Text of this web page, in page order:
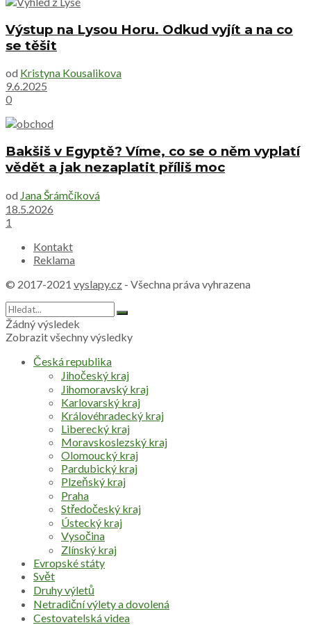
Výstup na Lysou Horu. Odkud vyjít a na co
se těšit
od Kristyna Kousalikova
9.6.2025
0
Bakšiš v Egyptě? Víme, co se o něm vyplatí
vědět a jak nezaplatit příliš moc
od Jana Šrámčíková
18.5.2026
1
Kontakt
Reklama
© 2017-2021 vyslapy.cz - Všechna práva vyhrazena
Žádný výsledek
Zobrazit všechny výsledky
Česká republika
Jihočeský kraj
Jihomoravský kraj
Karlovarský kraj
Královéhradecký kraj
Liberecký kraj
Moravskoslezský kraj
Olomoucký kraj
Pardubický kraj
Plzeňský kraj
Praha
Středočeský kraj
Ústecký kraj
Vysočina
Zlínský kraj
Evropské státy
Svět
Druhy výletů
Netradiční výlety a dovolená
Cestovatelská videa